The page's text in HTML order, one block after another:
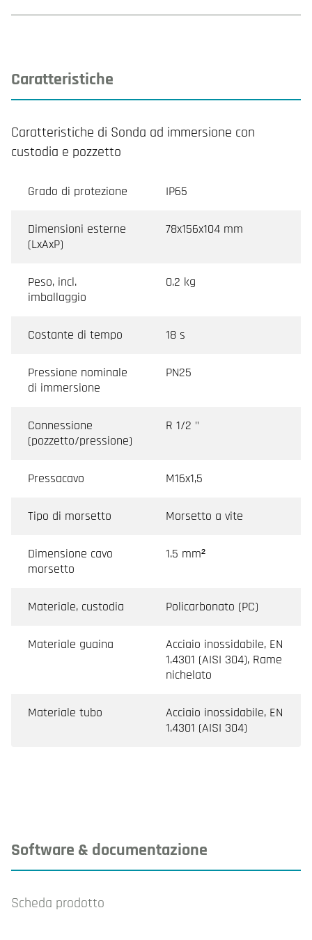
Caratteristiche
Caratteristiche di Sonda ad immersione con
custodia e pozzetto
Grado di protezione IP65
Dimensioni esterne
(LxAxP)
78x156x104 mm
Peso, incl.
imballaggio
0.2 kg
Costante di tempo 18 s
Pressione nominale
di immersione
PN25
Connessione
(pozzetto/pressione)
R 1/2 "
Pressacavo M16x1,5
Tipo di morsetto Morsetto a vite
Dimensione cavo
morsetto
1.5 mm²
Materiale, custodia Policarbonato (PC)
Materiale guaina
Acciaio inossidabile, EN
1.4301 (AISI 304), Rame
nichelato
Materiale tubo
Acciaio inossidabile, EN
1.4301 (AISI 304)
Software & documentazione
Scheda prodotto